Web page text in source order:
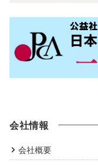
会社情報
会社概要